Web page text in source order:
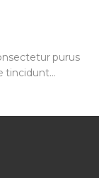
purus
tincidunt…